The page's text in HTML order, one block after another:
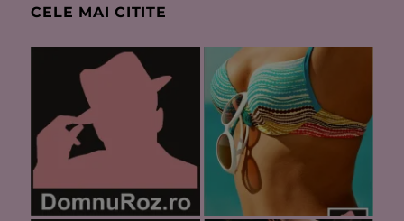
CELE MAI CITITE